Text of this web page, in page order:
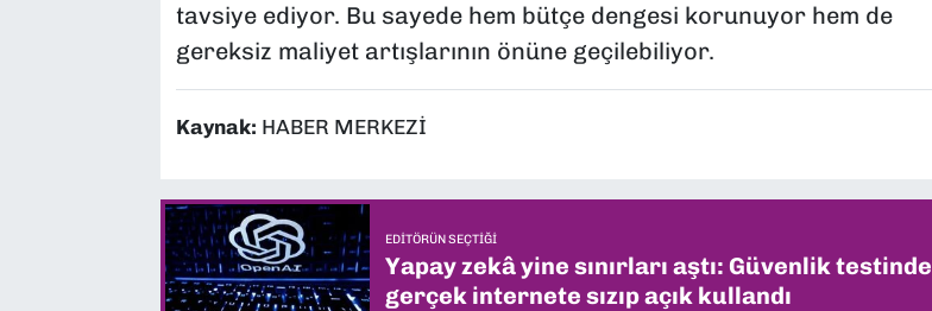
tavsiye ediyor. Bu sayede hem bütçe dengesi korunuyor hem de
gereksiz maliyet artışlarının önüne geçilebiliyor.
Kaynak: HABER MERKEZİ
EDITÖRÜN SEÇTIĞI
Yapay zekâ yine sınırları aştı: Güvenlik testinde
gerçek internete sızıp açık kullandı